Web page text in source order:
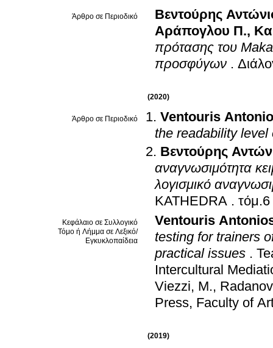
Άρθρο σε Περιοδικό
Βεντούρης
Αράπογλου Π.,
πρότασης του
προσφύγων .
(2020)
Άρθρο σε Περιοδικό
Ventouris
the readability level
Βεντούρης
αναγνωσιμότητα
λογισμικό
KATHEDRA .
Κεφάλαιο σε Συλλογικό
Τόμο ή Λήμμα σε Λεξικό/
Εγκυκλοπαίδεια
Ventouris
testing for trainers
practical issues .
Intercultural
Viezzi, Μ.,
Press, Faculty of
(2019)